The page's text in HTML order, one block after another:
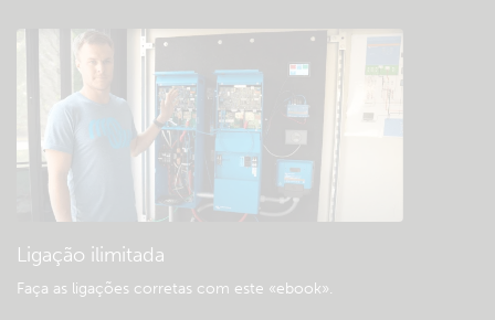
Consultar a base de dados da comunidade
«Downloads» e documentação geral
Ligação ilimitada
Faça as ligações corretas com este «ebook».